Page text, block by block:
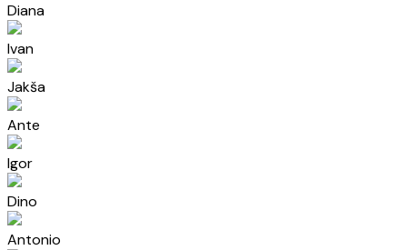
Diana
Ivan
Jakša
Ante
Igor
Dino
Antonio